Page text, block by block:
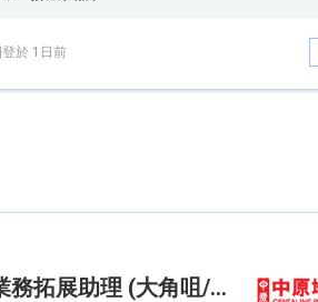
於 1日前
業務拓展助理 (大角咀/荔枝角/九龍塘)